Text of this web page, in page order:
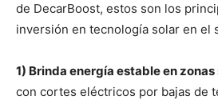
de DecarBoost, estos son los
inversión en tecnología solar en el
1) Brinda energía estable en
con cortes eléctricos por bajas de